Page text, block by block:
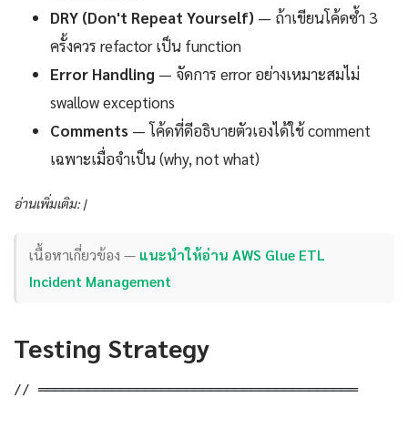
DRY (Don't Repeat Yourself) — ถ้าเขียนโค้ดซ้ำ 3
ครั้งควร refactor เป็น function
Error Handling — จัดการ error อย่างเหมาะสมไม่
swallow exceptions
Comments — โค้ดที่ดีอธิบายตัวเองได้ใช้ comment
เฉพาะเมื่อจำเป็น (why, not what)
อ่านเพิ่มเติม: |
เนื้อหาเกี่ยวข้อง — แนะนำให้อ่าน AWS Glue ETL
Incident Management
Testing Strategy
// ═══════════════════════════════════════